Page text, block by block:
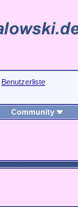
Benutzerliste
Community